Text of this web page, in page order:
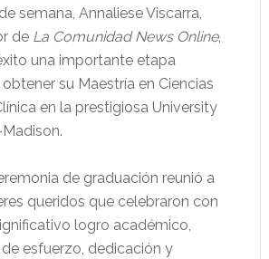
semana, Annaliese Viscarra,
de La Comunidad News Online,
una importante etapa
su Maestría en Ciencias
en la prestigiosa University
de graduación reunió a
queridos que celebraron con
logro académico,
esfuerzo, dedicación y